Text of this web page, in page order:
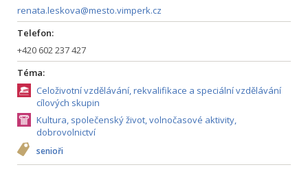
renata.leskova@mesto.vimperk.cz
Telefon:
+420 602 237 427
Téma:
Celoživotní vzdělávání, rekvalifikace a speciální vzdělávání
cílových skupin
Kultura, společenský život, volnočasové aktivity,
dobrovolnictví
senioři